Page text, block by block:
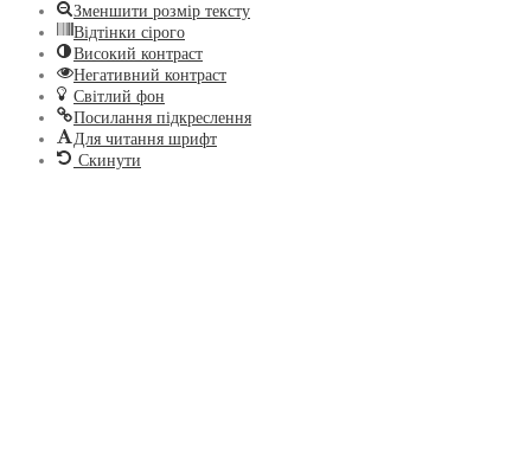
Зменшити розмір тексту
Відтінки сірого
Високий контраст
Негативний контраст
Світлий фон
Посилання підкреслення
Для читання шрифт
Скинути